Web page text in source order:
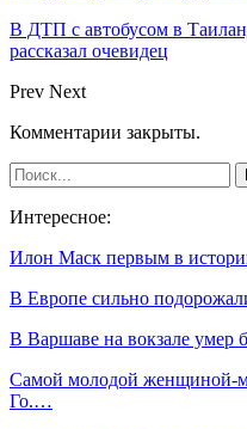
В ДТП с автобусом в
рассказал очевидец
Prev Next
Комментарии закрыты.
Интересное:
Илон Маск первым в
В Европе сильно
В Варшаве на вокзале умер
Самой молодой женщиной-
Го.…